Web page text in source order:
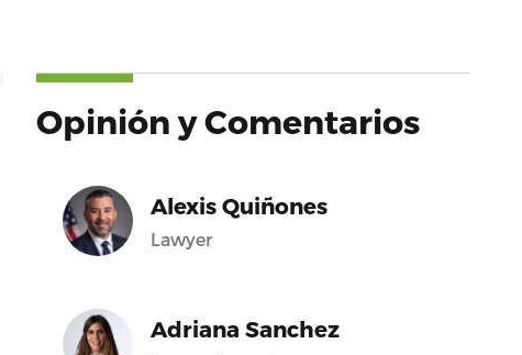
Opinión y Comentarios
Alexis Quiñones
Lawyer
Adriana Sanchez